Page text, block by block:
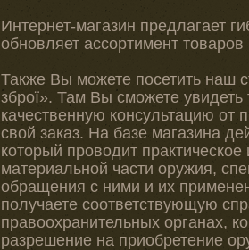
Интернет-магазин предлагает
обновляет ассортимент
Также Вы можете посетить наш
зброї». Там Вы сможете
качественную консультацию от
свой заказ. На базе магазина
который проводит практическое
материальной части оружия,
обращения с ними и их
получаете соответствующую
правоохранительных органах,
разрешение на приобретение